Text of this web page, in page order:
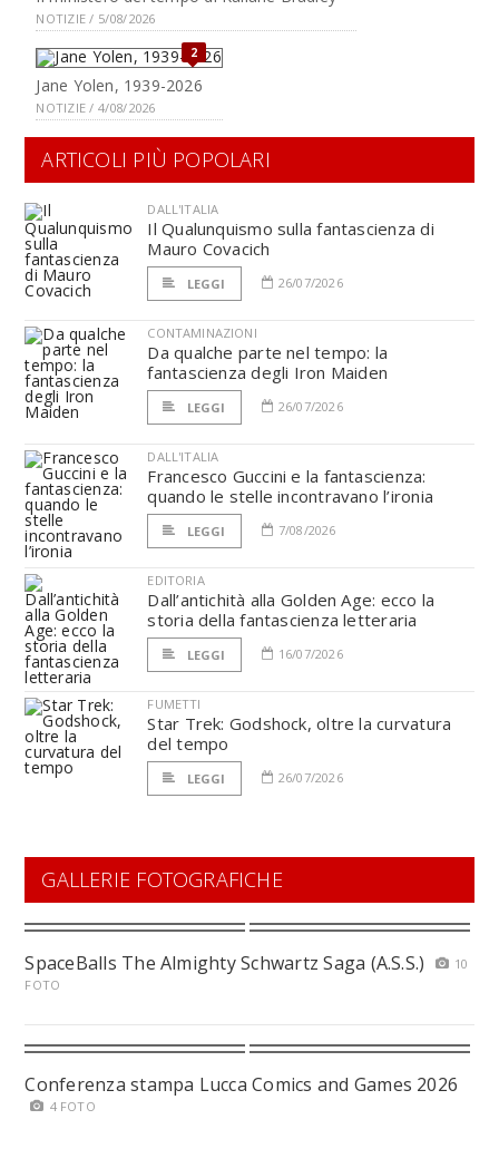
NOTIZIE / 5/08/2026
2
Jane Yolen, 1939-2026
NOTIZIE / 4/08/2026
ARTICOLI PIÙ POPOLARI
DALL'ITALIA
Il Qualunquismo sulla fantascienza di
Mauro Covacich
LEGGI 26/07/2026
CONTAMINAZIONI
Da qualche parte nel tempo: la
fantascienza degli Iron Maiden
LEGGI 26/07/2026
DALL'ITALIA
Francesco Guccini e la fantascienza:
quando le stelle incontravano l’ironia
LEGGI 7/08/2026
EDITORIA
Dall’antichità alla Golden Age: ecco la
storia della fantascienza letteraria
LEGGI 16/07/2026
FUMETTI
Star Trek: Godshock, oltre la curvatura
del tempo
LEGGI 26/07/2026
GALLERIE FOTOGRAFICHE
SpaceBalls The Almighty Schwartz Saga (A.S.S.)
10
FOTO
Conferenza stampa Lucca Comics and Games 2026
4 FOTO